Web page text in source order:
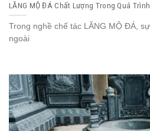
LĂNG MỘ ĐÁ Chất Lượng Trong Quá
Trong nghề chế tác LĂNG MỘ ĐÁ,
ngoài